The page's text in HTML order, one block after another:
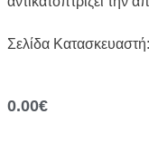
Σελίδα Κατασκευαστή:
0.00€